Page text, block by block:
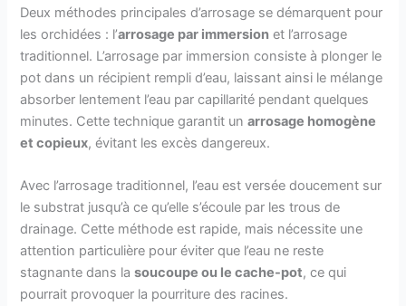
Deux méthodes principales d’arrosage se démarquent pour
les orchidées : l’arrosage par immersion et l’arrosage
traditionnel. L’arrosage par immersion consiste à plonger le
pot dans un récipient rempli d’eau, laissant ainsi le mélange
absorber lentement l’eau par capillarité pendant quelques
minutes. Cette technique garantit unarrosage homogène
et copieux, évitant les excès dangereux.
Avec l’arrosage traditionnel, l’eau est versée doucement sur
le substrat jusqu’à ce qu’elle s’écoule par les trous de
drainage. Cette méthode est rapide, mais nécessite une
attention particulière pour éviter que l’eau ne reste
stagnante dans lasoucoupe ou le cache-pot, ce qui
pourrait provoquer la pourriture des racines.